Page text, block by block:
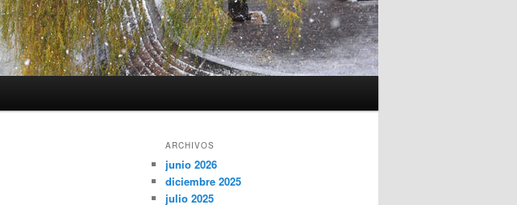
ARCHIVOS
junio 2026
diciembre 2025
julio 2025